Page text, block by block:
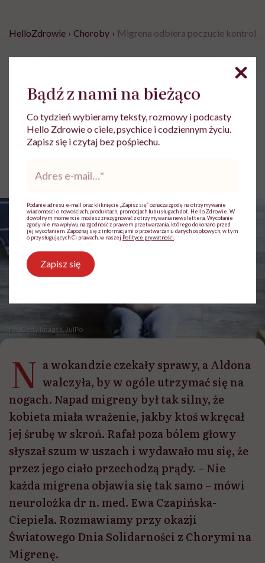
HelloZdrowie › Choroby › Migrena odbiera poczucie kontroli i
Migrena odbiera poczucie
kontroli i rujnuje życie. „Miałam
wrażenie, jakby ktoś wkręcał mi
śrubę w skroń”
Aleksandra Zalewska-Stankiewicz
Aktualizacja:26.06.2026 07:58
fot. Getty Images, JulPo
N a wokandzie czekały sprawy, a Aldona
walczyła, by w ogóle utrzymać się na
nogach. Napad migreny był tak silny, że
kobieta miała wrażenie, jakby ktoś wkręcał
jej śrubę w skroń. Rafał poza bólem głowy
słyszał szum w uszach i wydawało mu się, że
przez jego ciało przechodzą prądy. – Nie
każda migrena objawia się tak samo – mówi
neurolożka dr n. med. Ewa Czapińska-
Ciepiela. Rozmawiamy przy okazji
Światowego Dnia Solidarności z Chorymi na
Migrenę.
Bądź z nami na bieżąco
Co tydzień wybieramy teksty, rozmowy i podcasty
Hello Zdrowie o ciele, psychice i codziennym życiu.
Zapisz się i czytaj bez pośpiechu.
mail*
Podanie adresu e-mail oraz kliknięcie „Zapisz się” oznacza zgodę na otrzymywanie
wiadomości o nowościach, produktach, promocjach lub usługach dot. Hello Zdrowie. W
dowolnym momencie możesz zrezygnować z otrzymywania newslettera. Wycofanie
zgody nie ma wpływu na zgodność z prawem przetwarzania, którego dokonano przed
jej wycofaniem. Zapoznaj się z informacjami o przetwarzaniu danych osobowych, w tym
o przysługujących Ci prawach, w naszej Polityce prywatności
Zapisz się